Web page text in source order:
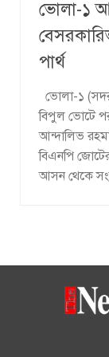
ভোলা-১
পার্থ
ভোলা-১
বিপুল ভোটে
আন্দালিভ
বিএনপি জোটের
আসন থেকে